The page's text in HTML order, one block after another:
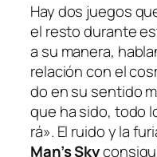
Hay dos jue­gos
el res­to du­ran­te
a su ma­ne­ra,
re­la­ción con el
do en su sen­ti­do
que ha si­do, to­do
rá». El rui­do y la
Man’s Sky